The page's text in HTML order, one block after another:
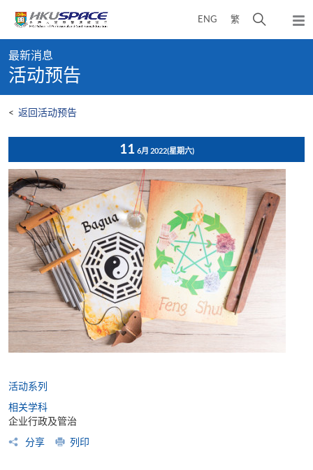
content
ENG 繁
开
弹
出
content
start
最新消息
活动预告
< 返回活动预告
11 6月 2022(星期六)
活动系列
相关学科
企业行政及管治
分享
列印